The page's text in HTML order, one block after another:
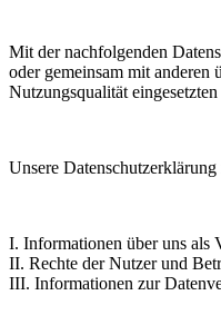
Mit der nachfolgenden
oder gemeinsam mit
Nutzungsqualität
Unsere
I. Informationen über uns als
II. Rechte der Nutzer und
III. Informationen zur